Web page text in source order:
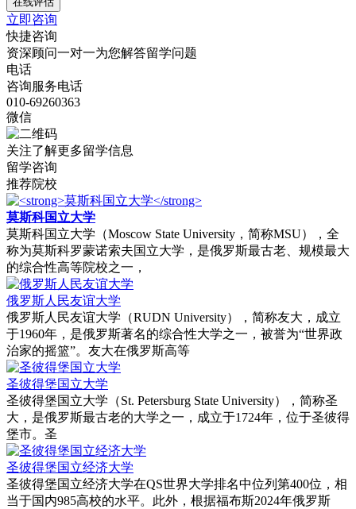
立即咨询
快捷咨询
资深顾问一对一为您解答留学问题
电话
咨询服务电话
010-69260363
微信
关注了解更多留学信息
留学咨询
推荐院校
莫斯科国立大学
‌莫斯科国立大学（Moscow State University，简称MSU）‌，全
称为莫斯科罗蒙诺索夫国立大学，是俄罗斯最古老、规模最大
的综合性高等院校之一，
俄罗斯人民友谊大学
‌俄罗斯人民友谊大学（RUDN University）‌，简称友大，成立
于1960年，是俄罗斯著名的综合性大学之一，被誉为“世界政
治家的摇篮”。友大在俄罗斯高等
‌圣彼得堡国立大学
‌圣彼得堡国立大学（St. Petersburg State University），简称圣
大，是俄罗斯最古老的大学之一，成立于1724年，位于圣彼得
堡市。‌圣
圣彼得堡国立经济大学
圣彼得堡国立经济大学在QS世界大学排名中位列第400位‌，相
当于国内985高校的水平‌。此外，根据福布斯2024年俄罗斯